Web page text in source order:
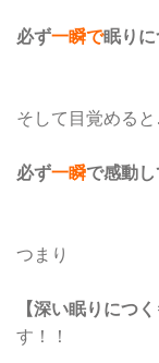
必ず一瞬で眠り
そして目覚める
必ず一瞬で感動
つまり
【深い眠りにつ
す！！